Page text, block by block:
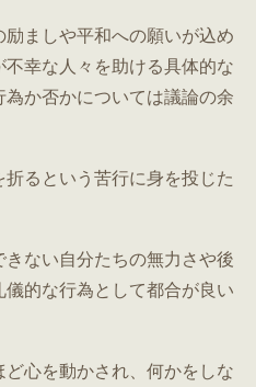
ましや平和への願いが込め
幸な人々を助ける具体的な
か否かについては議論の余
るという苦行に身を投じた
ない自分たちの無力さや後
的な行為として都合が良い
心を動かされ、何かをしな